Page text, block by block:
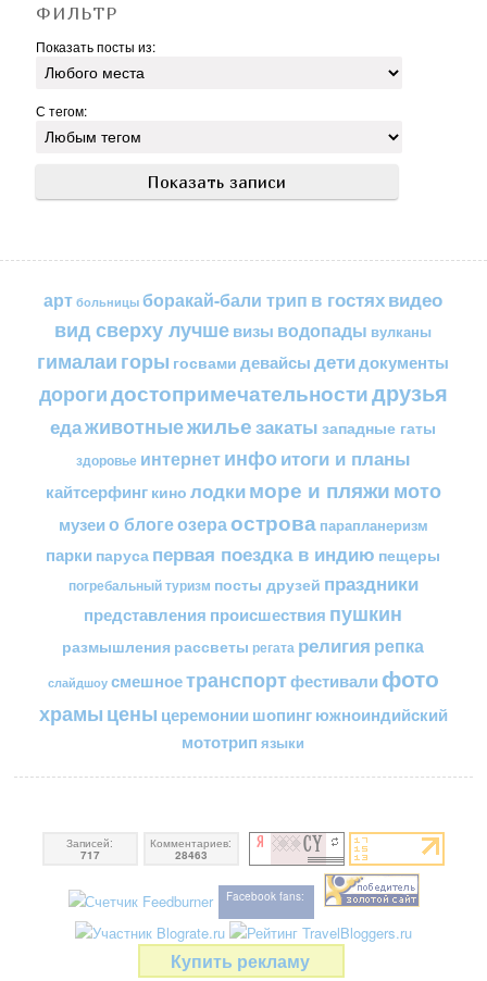
ФИЛЬТР
Показать посты из:
С тегом:
арт больницы боракай-бали трип в гостяхвидео
вид сверху лучшевизы водопады вулканы
гималаи горы госвами девайсы детидокументы
дорогидостопримечательностидрузья
едаживотныежильезакаты западные гаты
здоровье интернетинфоитоги и планы
кайтсерфинг кино лодкиморе и пляжимото
музеи о блогеозераострова парапланеризм
парки паруса первая поездка в индию пещеры
погребальный туризм посты друзей праздники
представления происшествия пушкин
размышления рассветы регата религия репка
слайдшоу смешноетранспортфестивали фото
храмы цены церемонии шопингюжноиндийский
мототрип языки
Записей:
717
Комментариев:
28463
Facebook fans:
Купить рекламу